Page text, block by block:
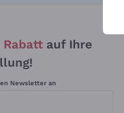
Rabatt auf Ihre
Newsletter an